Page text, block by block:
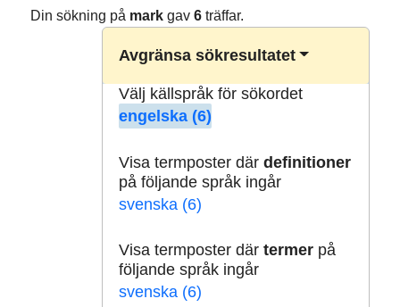
Din sökning på markgav 6träffar.
Avgränsa sökresultatet
Välj källspråk för sökordet
engelska (6)
Visa termposter där definitioner
på följande språk ingår
svenska (6)
Visa termposter där termerpå
följande språk ingår
svenska (6)